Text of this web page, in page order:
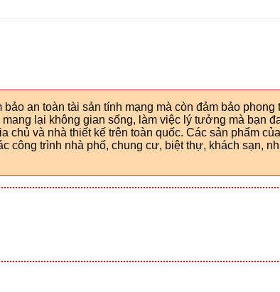
an toàn tài sản tính mạng mà còn đảm bảo phong
lại không gian sống, làm việc lý tưởng mà bạn
và nhà thiết kế trên toàn quốc. Các sản phẩm của
công trình nhà phố, chung cư, biệt thự, khách sạn,